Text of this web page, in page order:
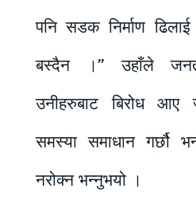
पनि सडक निर्माण
बस्दैन ।” उहाँले
उनीहरुबाट बिरोध आए
समस्या समाधान गर्छौ
नरोक्न भन्नुभयो ।